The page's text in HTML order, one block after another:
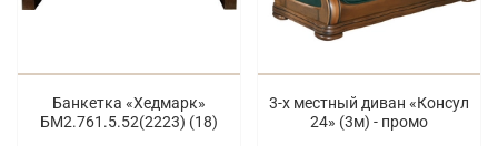
Банкетка «Хедмарк»
БМ2.761.5.52(2223) (18)
3-х местный диван «Консул
24» (3м) - промо